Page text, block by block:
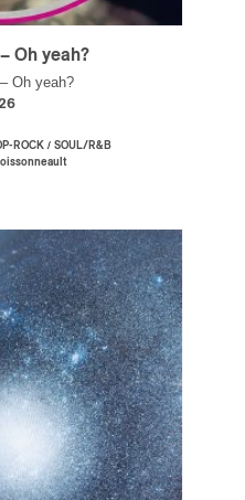
Oh yeah?
Oh yeah?
ROCK / SOUL/R&B